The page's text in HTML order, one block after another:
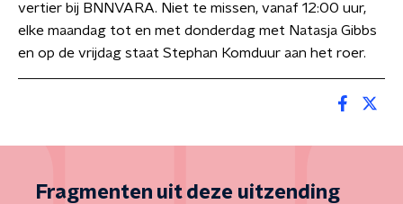
vertier bij BNNVARA. Niet te missen, vanaf 12:00 uur,
elke maandag tot en met donderdag met Natasja Gibbs
en op de vrijdag staat Stephan Komduur aan het roer.
Fragmenten uit deze uitzending